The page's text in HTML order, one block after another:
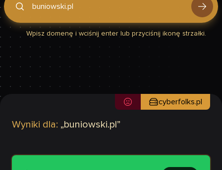
Wpisz domenę i wciśnij enter lub przyciśnij ikonę strzałki.
Wyniki dla: „buniowski.pl ”
cyberfolks.pl